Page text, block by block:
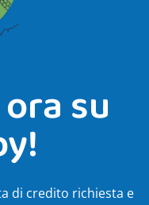
su
di credito richiesta e